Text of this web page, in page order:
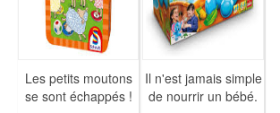
Les petits moutons
se sont échappés !
Il n'est jamais simple
de nourrir un bébé.